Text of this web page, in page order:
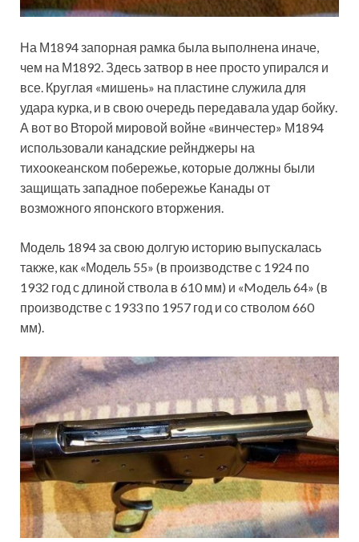
На М1894 запорная рамка была выполнена иначе,
чем на М1892. Здесь затвор в нее просто упирался и
все. Круглая «мишень» на пластине служила для
удара курка, и в свою очередь передавала удар бойку.
А вот во Второй мировой войне «винчестер» М1894
использовали канадские рейнджеры на
тихоокеанском побережье, которые должны были
защищать западное побережье Канады от
возможного японского вторжения.
Модель 1894 за свою долгую историю выпускалась
также, как «Модель 55» (в производстве с 1924 по
1932 год с длиной ствола в 610 мм) и «Moдель 64» (в
производстве с 1933 по 1957 год и со стволом 660
мм).